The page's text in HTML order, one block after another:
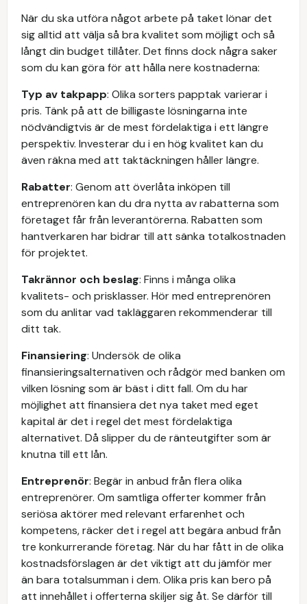
När du ska utföra något arbete på taket lönar det
sig alltid att välja så bra kvalitet som möjligt och så
långt din budget tillåter. Det finns dock några saker
som du kan göra för att hålla nere kostnaderna:
Typ av takpapp: Olika sorters papptak varierar i
pris. Tänk på att de billigaste lösningarna inte
nödvändigtvis är de mest fördelaktiga i ett längre
perspektiv. Investerar du i en hög kvalitet kan du
även räkna med att taktäckningen håller längre.
Rabatter: Genom att överlåta inköpen till
entreprenören kan du dra nytta av rabatterna som
företaget får från leverantörerna. Rabatten som
hantverkaren har bidrar till att sänka totalkostnaden
för projektet.
Takrännor och beslag: Finns i många olika
kvalitets- och prisklasser. Hör med entreprenören
som du anlitar vad takläggaren rekommenderar till
ditt tak.
Finansiering: Undersök de olika
finansieringsalternativen och rådgör med banken om
vilken lösning som är bäst i ditt fall. Om du har
möjlighet att finansiera det nya taket med eget
kapital är det i regel det mest fördelaktiga
alternativet. Då slipper du de ränteutgifter som är
knutna till ett lån.
Entreprenör: Begär in anbud från flera olika
entreprenörer. Om samtliga offerter kommer från
seriösa aktörer med relevant erfarenhet och
kompetens, räcker det i regel att begära anbud från
tre konkurrerande företag. När du har fått in de olika
kostnadsförslagen är det viktigt att du jämför mer
än bara totalsumman i dem. Olika pris kan bero på
att innehållet i offerterna skiljer sig åt. Se därför till